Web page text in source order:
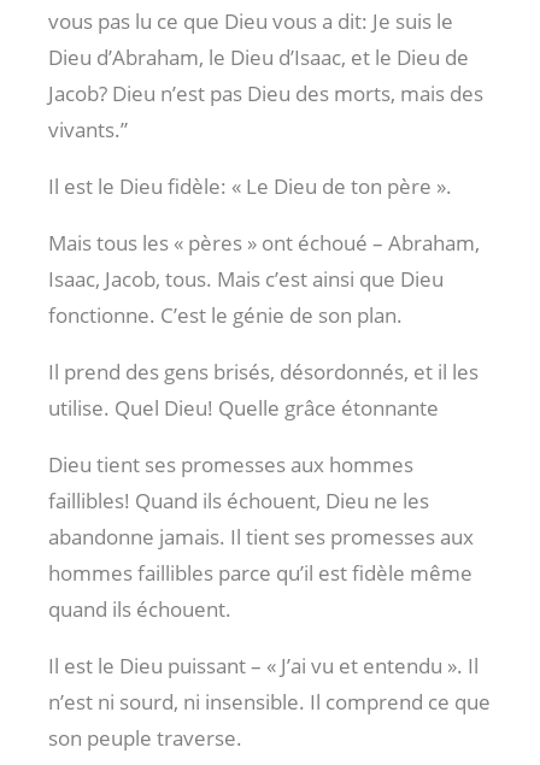
vous pas lu ce que Dieu vous a dit: Je suis le
Dieu d’Abraham, le Dieu d’Isaac, et le Dieu de
Jacob? Dieu n’est pas Dieu des morts, mais des
vivants.”
Il est le Dieu fidèle: « Le Dieu de ton père ».
Mais tous les « pères » ont échoué – Abraham,
Isaac, Jacob, tous. Mais c’est ainsi que Dieu
fonctionne. C’est le génie de son plan.
Il prend des gens brisés, désordonnés, et il les
utilise. Quel Dieu! Quelle grâce étonnante
Dieu tient ses promesses aux hommes
faillibles! Quand ils échouent, Dieu ne les
abandonne jamais. Il tient ses promesses aux
hommes faillibles parce qu’il est fidèle même
quand ils échouent.
Il est le Dieu puissant – « J’ai vu et entendu ». Il
n’est ni sourd, ni insensible. Il comprend ce que
son peuple traverse.